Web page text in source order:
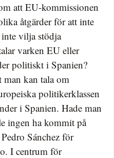
åtgärder för att inte
vilja stödja
varken EU eller
politiskt i Spanien?
man kan tala om
politikerklassen
i Spanien. Hade man
ingen ha kommit på
Sánchez för
I centrum för